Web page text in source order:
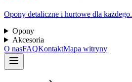
Opony detaliczne i hurtowe dla każdego.
Opony
Akcesoria
O nasFAQKontaktMapa witryny